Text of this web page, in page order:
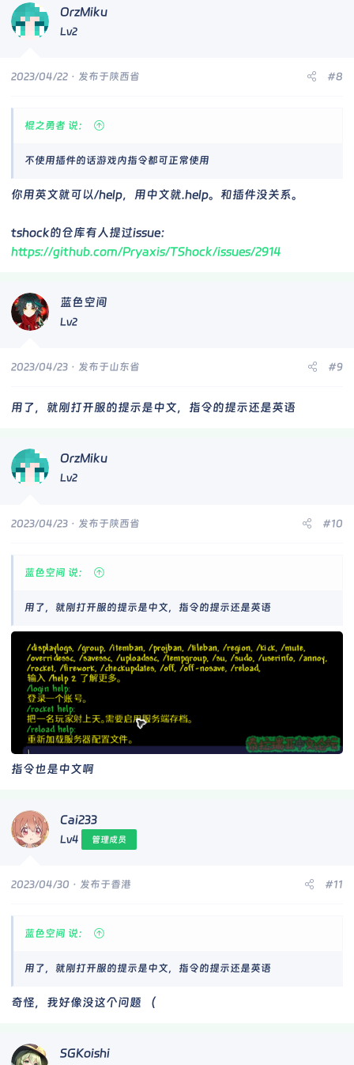
OrzMiku
Lv2
2023/04/22 · 发布于陕西省 #8
棍之勇者 说：
不使用插件的话游戏内指令都可正常使用
你用英文就可以/help，用中文就.help。和插件没关系。
tshock的仓库有人提过issue：
https://github.com/Pryaxis/TShock/issues/2914
蓝色空间
Lv2
2023/04/23 · 发布于山东省 #9
用了，就刚打开服的提示是中文，指令的提示还是英语
OrzMiku
Lv2
2023/04/23 · 发布于陕西省 #10
蓝色空间 说：
用了，就刚打开服的提示是中文，指令的提示还是英语
指令也是中文啊
Cai233
Lv4 管理成员
2023/04/30 · 发布于香港 #11
蓝色空间 说：
用了，就刚打开服的提示是中文，指令的提示还是英语
奇怪，我好像没这个问题 （
SGKoishi